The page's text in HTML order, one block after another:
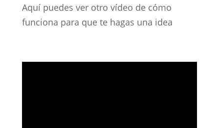
Aquí puedes ver otro vídeo de cómo
funciona para que te hagas una idea